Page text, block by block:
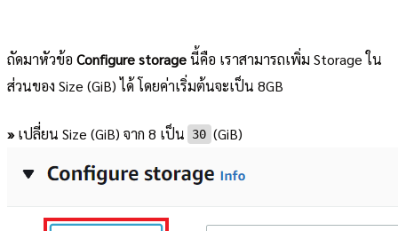
ถัดมาหัวข้อ Configure storageนี้คือ เราสามารถเพิ่ม Storage ใน
ส่วนของ Size (GiB) ได้ โดยค่าเริ่มต้นจะเป็น 8GB
»เปลี่ยน Size (GiB) จาก 8 เป็น 30 (GiB)